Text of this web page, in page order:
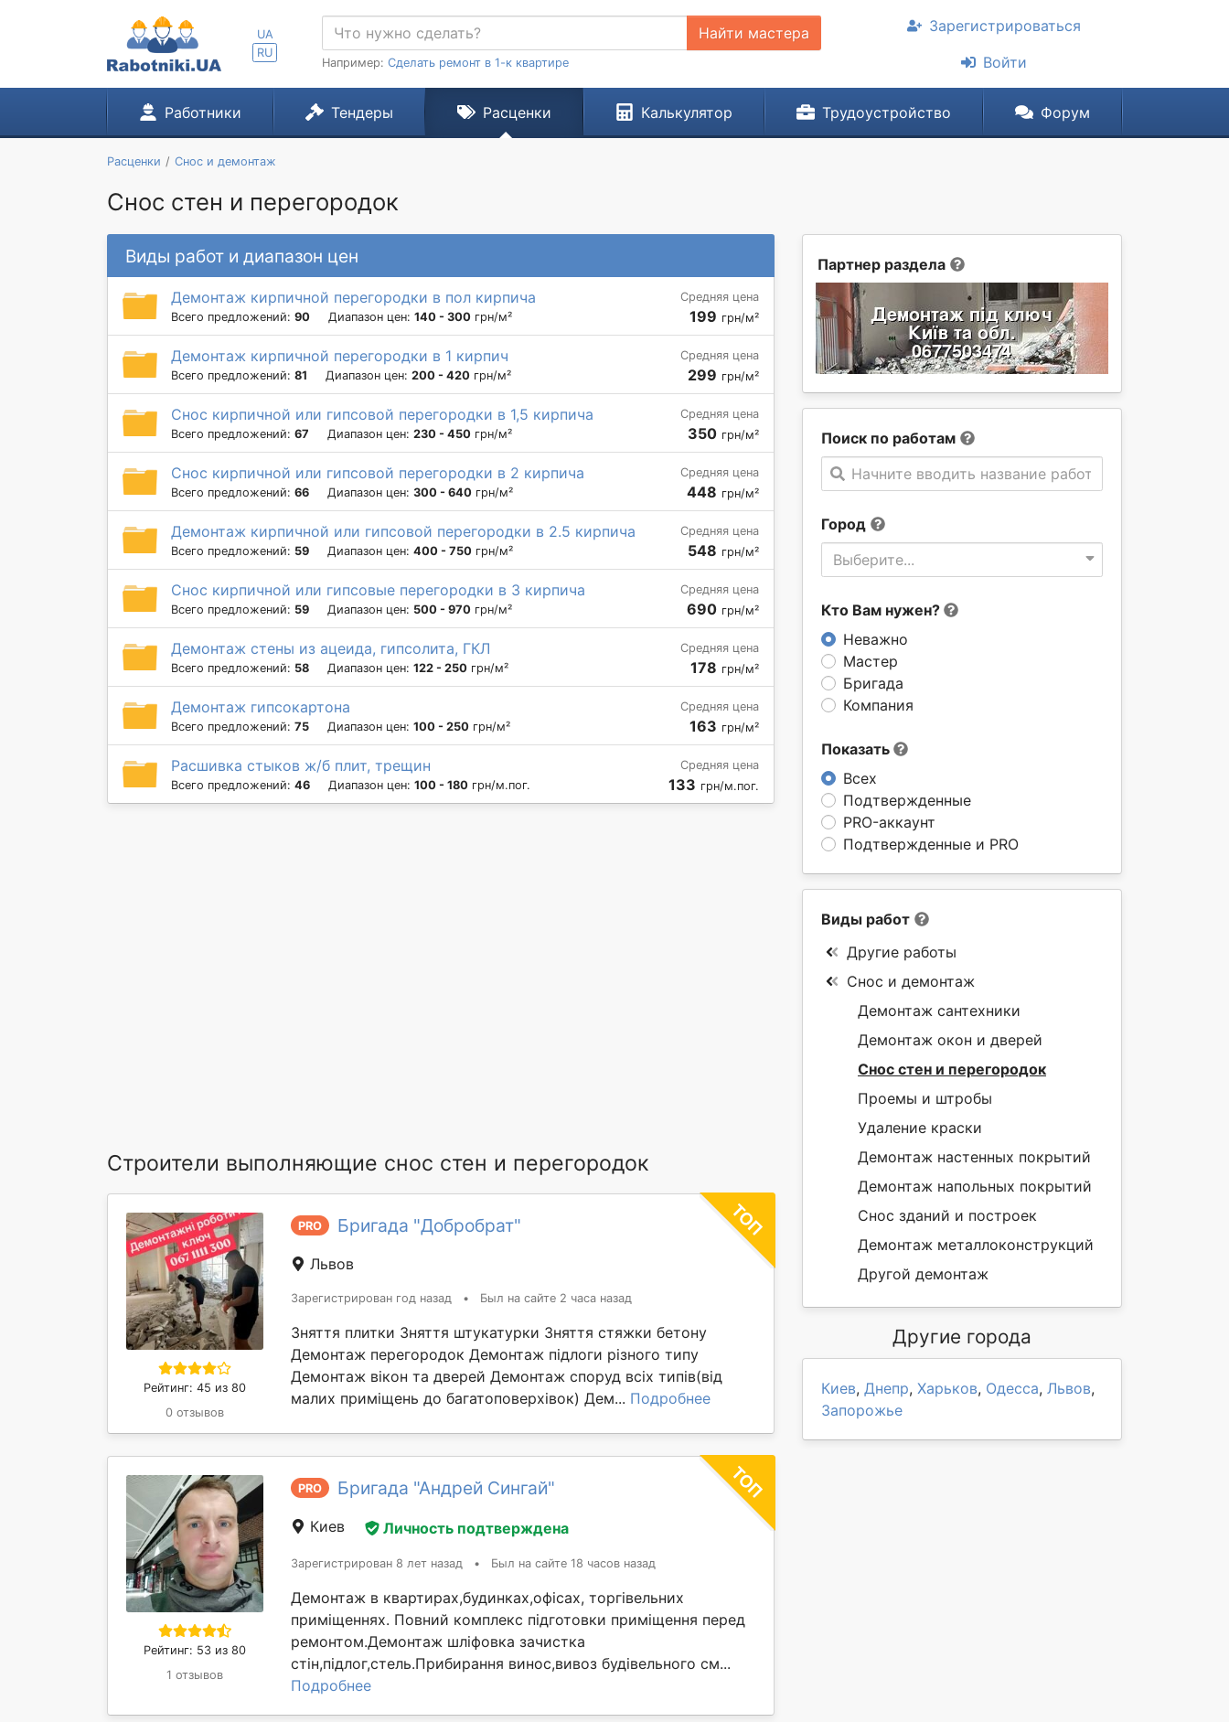
UA
RU
Найти мастера
Например: Сделать ремонт в 1-к квартире
Зарегистрироваться
Войти
Работники Тендеры Расценки Калькулятор Трудоустройство Форум
Расценки Снос и демонтаж
Снос стен и перегородок
Партнер раздела
Поиск по работам
Начните вводить название работы
Город
Выберите...
Кто Вам нужен?
Неважно
Мастер
Бригада
Компания
Показать
Всех
Подтвержденные
PRO-аккаунт
Подтвержденные и PRO
Виды работ и диапазон цен
Демонтаж кирпичной перегородки в пол кирпича
Всего предложений: 90 Диапазон цен: 140 - 300 грн/м²
Средняя цена
199 грн/м²
Демонтаж кирпичной перегородки в 1 кирпич
Всего предложений: 81 Диапазон цен: 200 - 420 грн/м²
Средняя цена
299 грн/м²
Снос кирпичной или гипсовой перегородки в 1,5 кирпича
Всего предложений: 67 Диапазон цен: 230 - 450 грн/м²
Средняя цена
350 грн/м²
Снос кирпичной или гипсовой перегородки в 2 кирпича
Всего предложений: 66 Диапазон цен: 300 - 640 грн/м²
Средняя цена
448 грн/м²
Демонтаж кирпичной или гипсовой перегородки в 2.5 кирпича
Всего предложений: 59 Диапазон цен: 400 - 750 грн/м²
Средняя цена
548 грн/м²
Снос кирпичной или гипсовые перегородки в 3 кирпича
Всего предложений: 59 Диапазон цен: 500 - 970 грн/м²
Средняя цена
690 грн/м²
Демонтаж стены из ацеида, гипсолита, ГКЛ
Всего предложений: 58 Диапазон цен: 122 - 250 грн/м²
Средняя цена
178 грн/м²
Демонтаж гипсокартона
Всего предложений: 75 Диапазон цен: 100 - 250 грн/м²
Средняя цена
163 грн/м²
Расшивка стыков ж/б плит, трещин
Всего предложений: 46 Диапазон цен: 100 - 180 грн/м.пог.
Средняя цена
133 грн/м.пог.
Строители выполняющие снос стен и перегородок
Рейтинг: 45 из 80
0 отзывов
PRO Бригада "Добробрат"
Львов
Зарегистрирован год назад • Был на сайте 2 часа назад
Зняття плитки Зняття штукатурки Зняття стяжки бетону
Демонтаж перегородок Демонтаж підлоги різного типу
Демонтаж вікон та дверей Демонтаж споруд всіх типів(від
малих приміщень до багатоповерхівок) Дем... Подробнее
Рейтинг: 53 из 80
1 отзывов
PRO Бригада "Андрей Сингай"
Киев Личность подтверждена
Зарегистрирован 8 лет назад • Был на сайте 18 часов назад
Демонтаж в квартирах,будинках,офісах, торгівельних
приміщеннях. Повний комплекс підготовки приміщення перед
ремонтом.Демонтаж шліфовка зачистка
стін,підлог,стель.Прибирання винос,вивоз будівельного см...
Подробнее
Виды работ
Другие работы
Снос и демонтаж
Демонтаж сантехники
Демонтаж окон и дверей
Снос стен и перегородок
Проемы и штробы
Удаление краски
Демонтаж настенных покрытий
Демонтаж напольных покрытий
Снос зданий и построек
Демонтаж металлоконструкций
Другой демонтаж
Другие города
Киев, Днепр, Харьков, Одесса, Львов,
Запорожье